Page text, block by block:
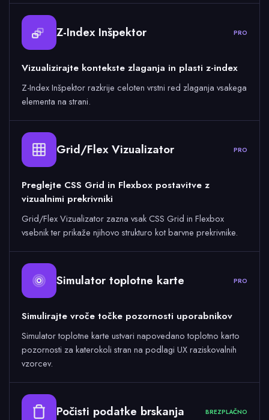
Z-Index Inšpektor PRO
Vizualizirajte kontekste zlaganja in plasti z-index
Z-Index Inšpektor razkrije celoten vrstni red zlaganja vsakega
elementa na strani.
Grid/Flex Vizualizator PRO
Preglejte CSS Grid in Flexbox postavitve z
vizualnimi prekrivniki
Grid/Flex Vizualizator zazna vsak CSS Grid in Flexbox
vsebnik ter prikaže njihovo strukturo kot barvne prekrivnike.
Simulator toplotne karte PRO
Simulirajte vroče točke pozornosti uporabnikov
Simulator toplotne karte ustvari napovedano toplotno karto
pozornosti za katerokoli stran na podlagi UX raziskovalnih
vzorcev.
Počisti podatke brskanja BREZPLAČNO